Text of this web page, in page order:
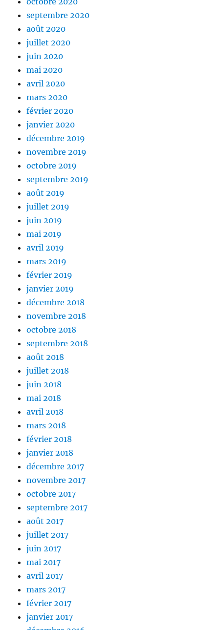
septembre 2020
août 2020
juillet 2020
juin 2020
mai 2020
avril 2020
mars 2020
février 2020
janvier 2020
décembre 2019
novembre 2019
octobre 2019
septembre 2019
août 2019
juillet 2019
juin 2019
mai 2019
avril 2019
mars 2019
février 2019
janvier 2019
décembre 2018
novembre 2018
octobre 2018
septembre 2018
août 2018
juillet 2018
juin 2018
mai 2018
avril 2018
mars 2018
février 2018
janvier 2018
décembre 2017
novembre 2017
octobre 2017
septembre 2017
août 2017
juillet 2017
juin 2017
mai 2017
avril 2017
mars 2017
février 2017
janvier 2017